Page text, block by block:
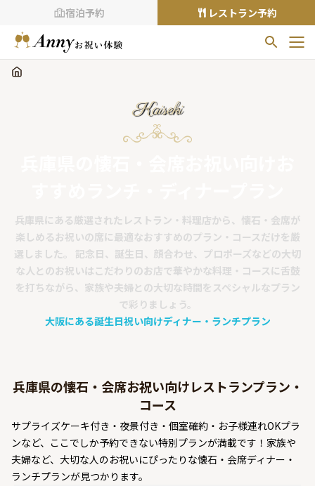
宿泊予約 レストラン予約
をクリックすることで
お気に入りに追加できます。
過去に見たお店が最大10件まで表示されます。
10件を超えると、古いものから順に削除されます。
TOP
Annyお祝い体験について
Annyお祝いアイテムについて
よくあるご質問
Kaiseki
兵庫県にある厳選されたレストラン・料理店から、懐石・会席が
楽しめるお祝いの席に最適なおすすめのプラン・コースだけを厳
選しました。 記念日、誕生日、顔合わせ、プロポーズなどの大切
な人とのお祝いはこだわりのお店で華やかな料理・コースに舌鼓
を打ちながら、家族や夫婦との大切な時間をスペシャルなプラン
で彩りましょう。
大阪にある誕生日祝い向けディナー・ランチプラン
兵庫県の懐石・会席お祝い向けレストランプラン・
コース
サプライズケーキ付き・夜景付き・個室確約・お子様連れOKプラ
ンなど、ここでしか予約できない特別プランが満載です！家族や
夫婦など、大切な人のお祝いにぴったりな懐石・会席ディナー・
ランチプランが見つかります。